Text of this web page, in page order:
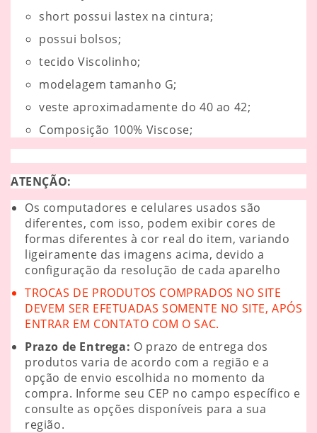
short possui lastex na cintura;
possui bolsos;
tecido Viscolinho;
modelagem tamanho G;
veste aproximadamente do 40 ao 42;
Composição 100% Viscose;
ATENÇÃO:
Os computadores e celulares usados são
diferentes, com isso, podem exibir cores de
formas diferentes à cor real do item, variando
ligeiramente das imagens acima, devido a
configuração da resolução de cada aparelho
TROCAS DE PRODUTOS COMPRADOS NO SITE
DEVEM SER EFETUADAS SOMENTE NO SITE, APÓS
ENTRAR EM CONTATO COM O SAC.
Prazo de Entrega: O prazo de entrega dos
produtos varia de acordo com a região e a
opção de envio escolhida no momento da
compra. Informe seu CEP no campo específico e
consulte as opções disponíveis para a sua
região.